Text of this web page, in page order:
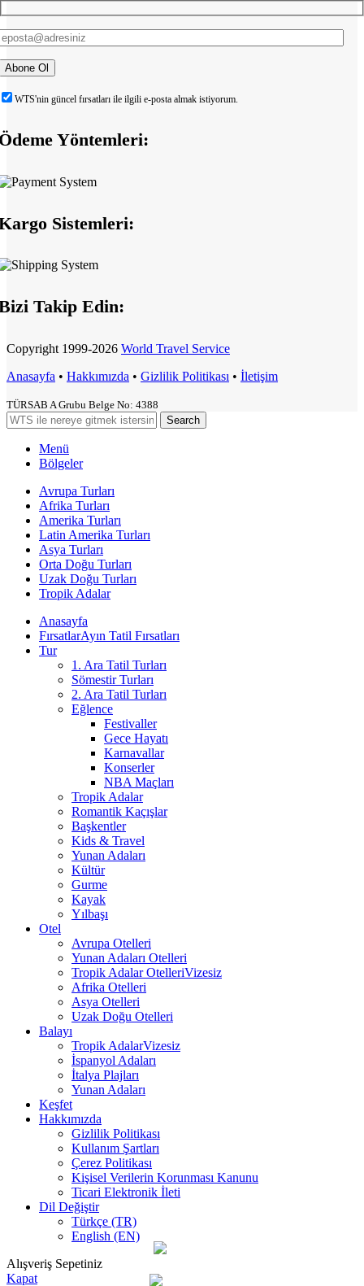
WTS'nin güncel fırsatları ile ilgili e-posta almak istiyorum.
Yöntemleri:
Sistemleri:
Takip Edin:
Copyright 1999-2026 World Travel Service
Anasayfa • Hakkımızda • Gizlilik Politikası • İletişim
TÜRSAB A Grubu Belge No: 4388
Search
Menü
Bölgeler
Avrupa Turları
Afrika Turları
Amerika Turları
Latin Amerika Turları
Asya Turları
Orta Doğu Turları
Uzak Doğu Turları
Tropik Adalar
Anasayfa
FırsatlarAyın Tatil Fırsatları
Tur
1. Ara Tatil Turları
Sömestir Turları
2. Ara Tatil Turları
Eğlence
Festivaller
Gece Hayatı
Karnavallar
Konserler
NBA Maçları
Tropik Adalar
Romantik Kaçışlar
Başkentler
Kids & Travel
Yunan Adaları
Kültür
Gurme
Kayak
Yılbaşı
Otel
Avrupa Otelleri
Yunan Adaları Otelleri
Tropik Adalar OtelleriVizesiz
Afrika Otelleri
Asya Otelleri
Uzak Doğu Otelleri
Balayı
Tropik AdalarVizesiz
İspanyol Adaları
İtalya Plajları
Yunan Adaları
Keşfet
Hakkımızda
Gizlilik Politikası
Kullanım Şartları
Çerez Politikası
Kişisel Verilerin Korunması Kanunu
Ticari Elektronik İleti
Dil Değiştir
Türkçe (TR)
English (EN)
Alışveriş Sepetiniz
Kapat